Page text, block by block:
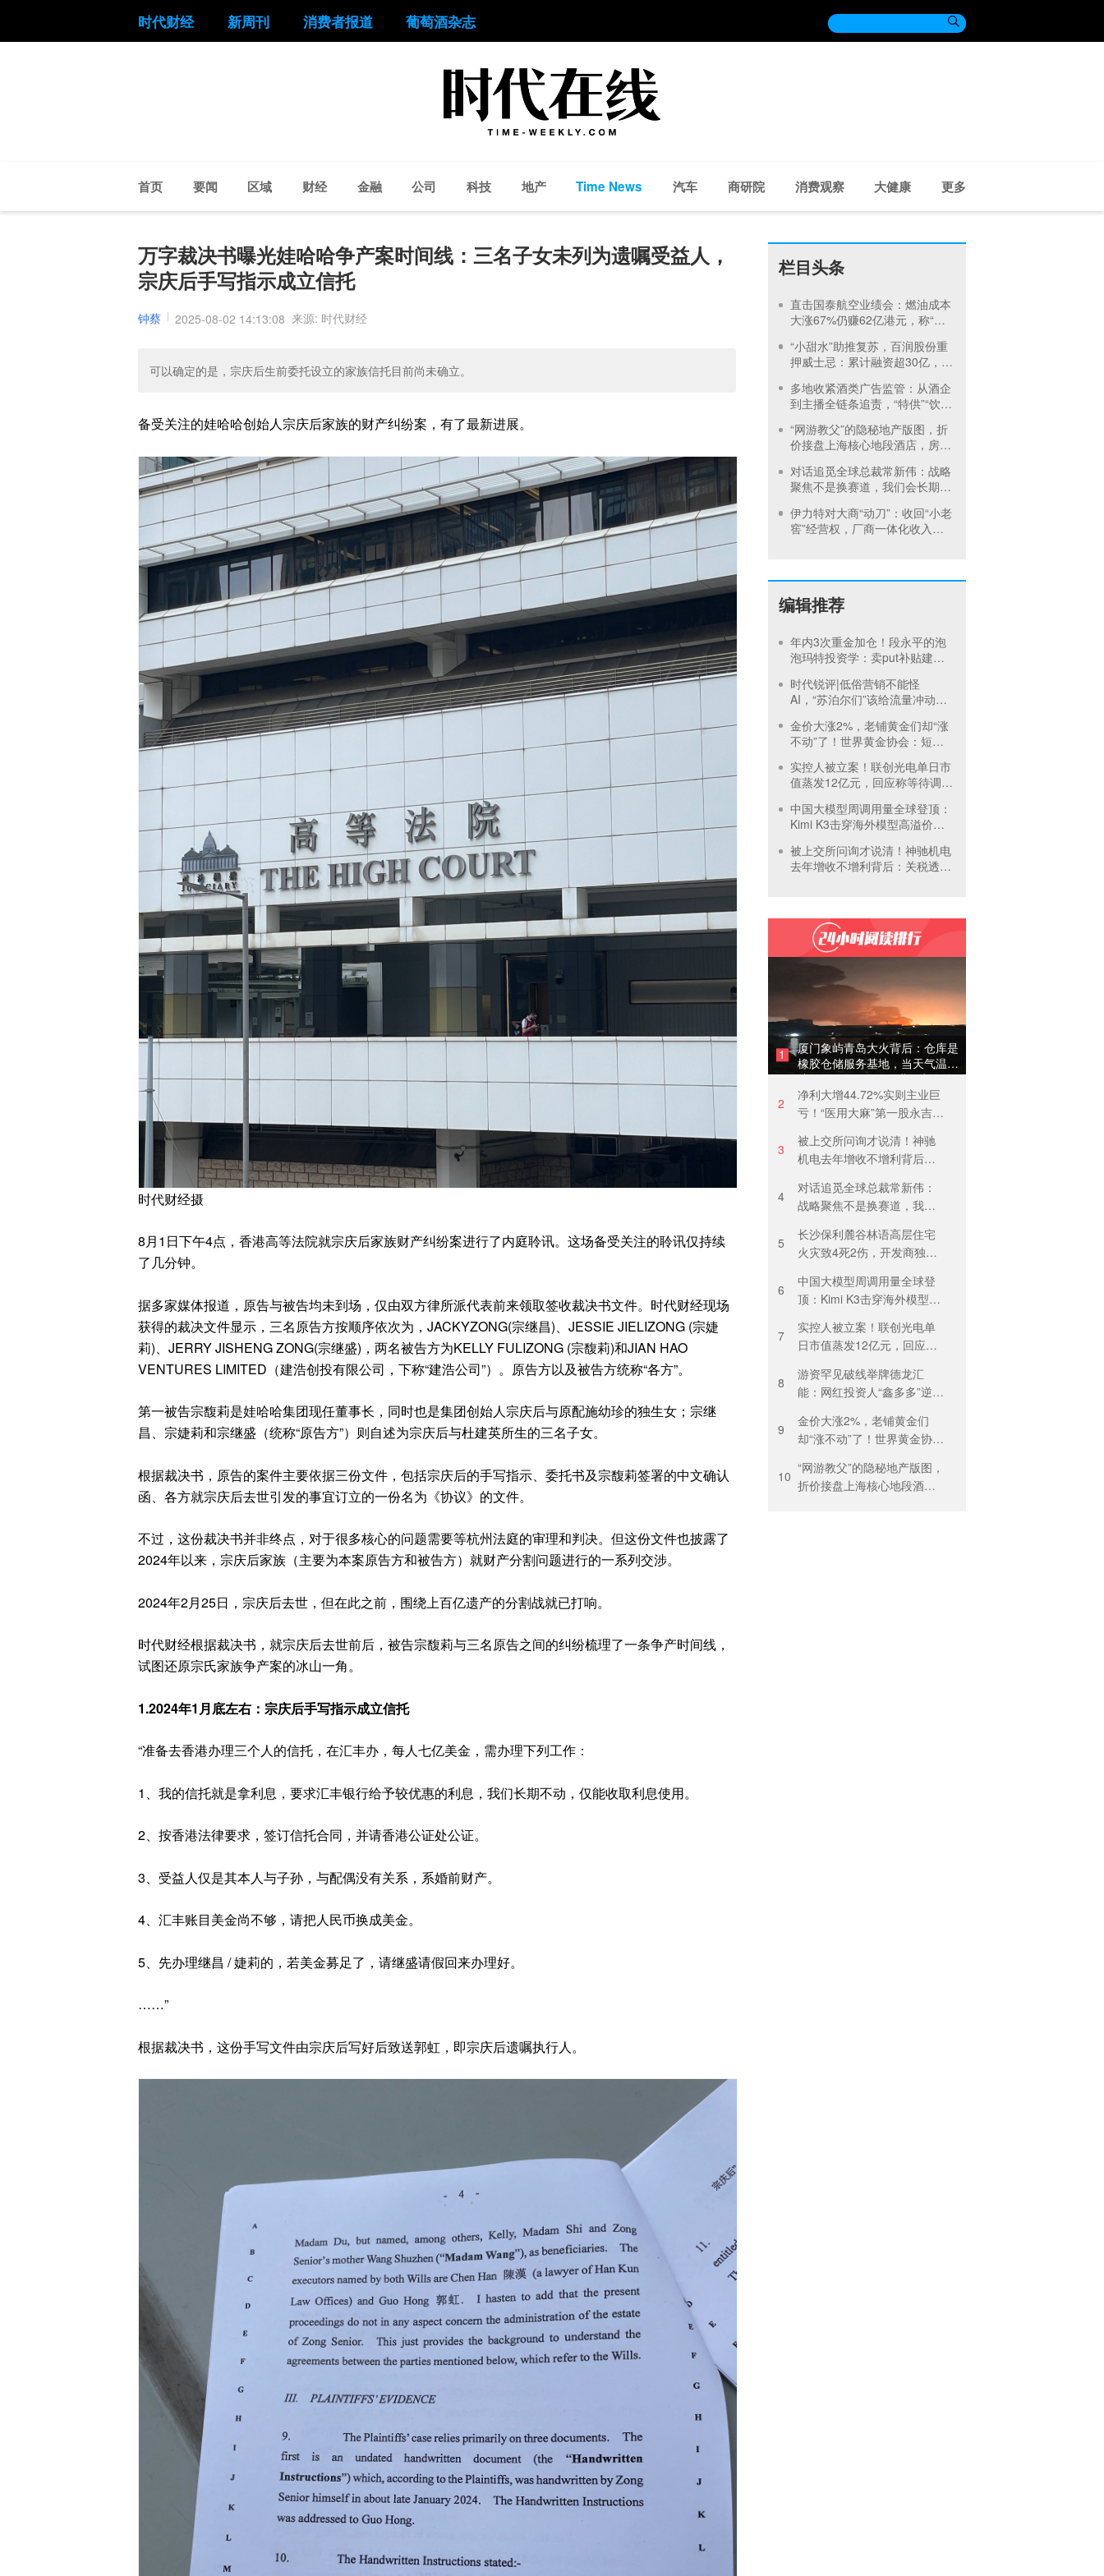
时代财经 新周刊 消费者报道 葡萄酒杂志 
首页 要闻 区域 财经 金融 公司 科技 地产 Time News 汽车 商研院 消费观察 大健康 更多
万字裁决书曝光娃哈哈争产案时间线：三名子女未列为遗嘱受益人，
宗庆后手写指示成立信托
钟蔡 2025-08-02 14:13:08 来源: 时代财经
可以确定的是，宗庆后生前委托设立的家族信托目前尚未确立。
备受关注的娃哈哈创始人宗庆后家族的财产纠纷案，有了最新进展。
时代财经摄
8月1日下午4点，香港高等法院就宗庆后家族财产纠纷案进行了内庭聆讯。这场备受关注的聆讯仅持续
了几分钟。
据多家媒体报道，原告与被告均未到场，仅由双方律所派代表前来领取签收裁决书文件。时代财经现场
获得的裁决文件显示，三名原告方按顺序依次为，JACKYZONG(宗继昌)、JESSIE JIELIZONG (宗婕
莉)、JERRY JISHENG ZONG(宗继盛)，两名被告方为KELLY FULIZONG (宗馥莉)和JIAN HAO
VENTURES LIMITED（建浩创投有限公司，下称“建浩公司”）。原告方以及被告方统称“各方”。
第一被告宗馥莉是娃哈哈集团现任董事长，同时也是集团创始人宗庆后与原配施幼珍的独生女；宗继
昌、宗婕莉和宗继盛（统称“原告方”）则自述为宗庆后与杜建英所生的三名子女。
根据裁决书，原告的案件主要依据三份文件，包括宗庆后的手写指示、委托书及宗馥莉签署的中文确认
函、各方就宗庆后去世引发的事宜订立的一份名为《协议》的文件。
不过，这份裁决书并非终点，对于很多核心的问题需要等杭州法庭的审理和判决。但这份文件也披露了
2024年以来，宗庆后家族（主要为本案原告方和被告方）就财产分割问题进行的一系列交涉。
2024年2月25日，宗庆后去世，但在此之前，围绕上百亿遗产的分割战就已打响。
时代财经根据裁决书，就宗庆后去世前后，被告宗馥莉与三名原告之间的纠纷梳理了一条争产时间线，
试图还原宗氏家族争产案的冰山一角。
1.2024年1月底左右：宗庆后手写指示成立信托
“准备去香港办理三个人的信托，在汇丰办，每人七亿美金，需办理下列工作：
1、我的信托就是拿利息，要求汇丰银行给予较优惠的利息，我们长期不动，仅能收取利息使用。
2、按香港法律要求，签订信托合同，并请香港公证处公证。
3、受益人仅是其本人与子孙，与配偶没有关系，系婚前财产。
4、汇丰账目美金尚不够，请把人民币换成美金。
5、先办理继昌 / 婕莉的，若美金募足了，请继盛请假回来办理好。
……”
根据裁决书，这份手写文件由宗庆后写好后致送郭虹，即宗庆后遗嘱执行人。
栏目头条
直击国泰航空业绩会：燃油成本
大涨67%仍赚62亿港元，称“燃
“小甜水”助推复苏，百润股份重
押威士忌：累计融资超30亿，定
多地收紧酒类广告监管：从酒企
到主播全链条追责，“特供”“饮酒
“网游教父”的隐秘地产版图，折
价接盘上海核心地段酒店，房价
对话追觅全球总裁常新伟：战略
聚焦不是换赛道，我们会长期深
伊力特对大商“动刀”：收回“小老
窖”经营权，厂商一体化收入全
编辑推荐
年内3次重金加仓！段永平的泡
泡玛特投资学：卖put补贴建
持有
时代锐评|低俗营销不能怪
AI，“苏泊尔们”该给流量冲动踩
金价大涨2%，老铺黄金们却“涨
不动”了！世界黄金协会：短期
实控人被立案！联创光电单日市
值蒸发12亿元，回应称等待调查
中国大模型周调用量全球登顶：
Kimi K3击穿海外模型高溢价壁
被上交所问询才说清！神驰机电
去年增收不增利背后：关税透支
1
厦门象屿青岛大火背后：仓库是
橡胶仓储服务基地，当天气温未
达预警，集团5月刚进行安全管
理培训
2
净利大增44.72%实则主业巨
亏！“医用大麻”第一股永吉股
收益“保盈”
3
被上交所问询才说清！神驰
机电去年增收不增利背后：
减
4
对话追觅全球总裁常新伟：
战略聚焦不是换赛道，我们
5
长沙保利麓谷林语高层住宅
火灾致4死2伤，开发商独家
6
中国大模型周调用量全球登
顶：Kimi K3击穿海外模型高
价格战
7
实控人被立案！联创光电单
日市值蒸发12亿元，回应称
8
游资罕见破线举牌德龙汇
能：网红投资人“鑫多多”逆势
叙事
9
金价大涨2%，老铺黄金们
却“涨不动”了！世界黄金协
回暖
10
“网游教父”的隐秘地产版图，
折价接盘上海核心地段酒